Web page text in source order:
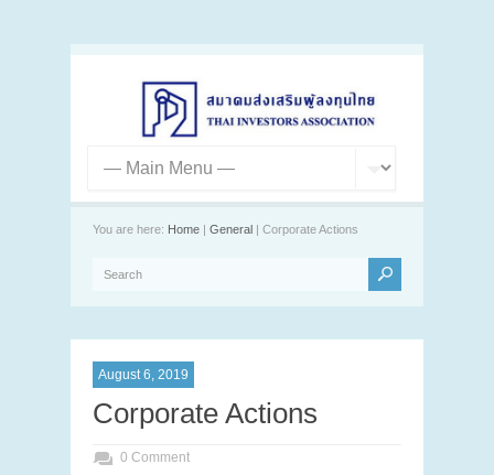
You are here: Home | General | Corporate Actions
August 6, 2019
Corporate Actions
0 Comment